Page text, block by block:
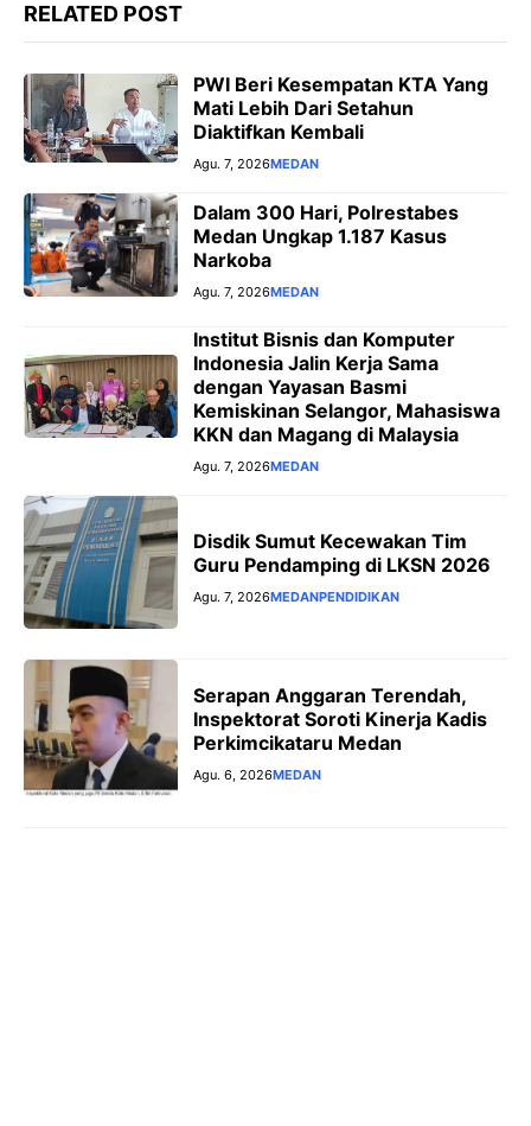
RELATED POST
PWI Beri Kesempatan KTA Yang
Mati Lebih Dari Setahun
Diaktifkan Kembali
Agu. 7, 2026MEDAN
Dalam 300 Hari, Polrestabes
Medan Ungkap 1.187 Kasus
Narkoba
Agu. 7, 2026MEDAN
Institut Bisnis dan Komputer
Indonesia Jalin Kerja Sama
dengan Yayasan Basmi
Kemiskinan Selangor, Mahasiswa
KKN dan Magang di Malaysia
Agu. 7, 2026MEDAN
Disdik Sumut Kecewakan Tim
Guru Pendamping di LKSN 2026
Agu. 7, 2026MEDANPENDIDIKAN
Serapan Anggaran Terendah,
Inspektorat Soroti Kinerja Kadis
Perkimcikataru Medan
Agu. 6, 2026MEDAN